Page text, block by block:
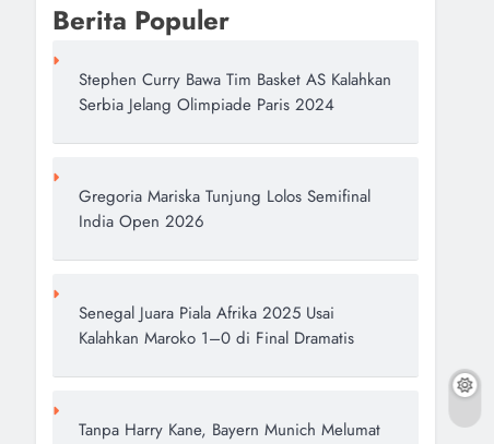
Berita Populer
Stephen Curry Bawa Tim Basket AS Kalahkan
Serbia Jelang Olimpiade Paris 2024
Gregoria Mariska Tunjung Lolos Semifinal
India Open 2026
Senegal Juara Piala Afrika 2025 Usai
Kalahkan Maroko 1–0 di Final Dramatis
Tanpa Harry Kane, Bayern Munich Melumat